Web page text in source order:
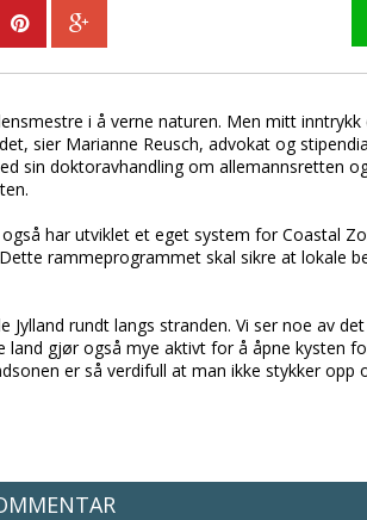
i å verne naturen. Men mitt
sier Marianne Reusch, advokat og
sin doktoravhandling om allemannsretten
også har utviklet et eget system for Coastal
rammeprogrammet skal sikre at lokale
Jylland rundt langs stranden. Vi ser noe av
land gjør også mye aktivt for å åpne kysten
er så verdifull at man ikke stykker opp